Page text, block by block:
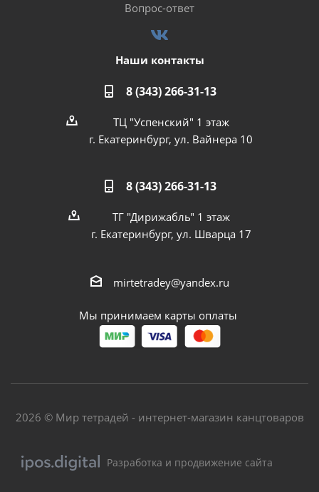
Вопрос-ответ
Наши контакты
8 (343) 266-31-13
ТЦ "Успенский" 1 этаж
г. Екатеринбург, ул. Вайнера 10
8 (343) 266-31-13
ТГ "Дирижабль" 1 этаж
г. Екатеринбург, ул. Шварца 17
mirtetradey@yandex.ru
Мы принимаем карты оплаты
2026 © Мир тетрадей - интернет-магазин канцтоваров
Разработка и продвижение сайта